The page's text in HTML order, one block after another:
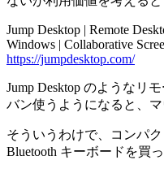
Jump Desktop | Remote
Windows | Collaborative
https://jumpdesktop.com/
Jump Desktop のようなリ
バン使うようになると、マ
そういうわけで、コンパ
Bluetooth キーボードを買っ